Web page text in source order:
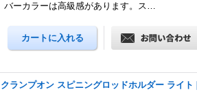
バーカラーは高級感があります。ス…
クランプオン スピニングロッドホルダー ライト